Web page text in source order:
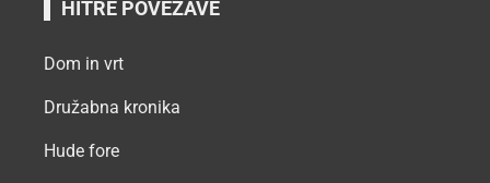
HITRE POVEZAVE
Dom in vrt
Družabna kronika
Hude fore